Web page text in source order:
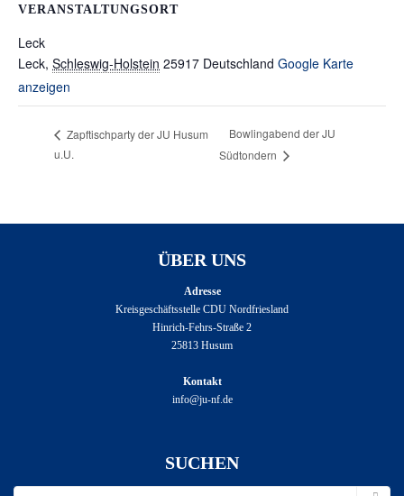
VERANSTALTUNGSORT
Leck
Leck, Schleswig-Holstein 25917 Deutschland Google Karte
anzeigen
Zapftischparty der JU Husum
u.U.
Bowlingabend der JU
Südtondern
ÜBER UNS
Adresse
Kreisgeschäftsstelle CDU Nordfriesland
Hinrich-Fehrs-Straße 2
25813 Husum
Kontakt
info@ju-nf.de
SUCHEN